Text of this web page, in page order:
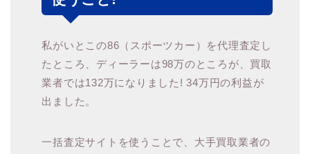
私がいとこの86（スポーツカー）を代理査定し
たところ、ディーラーは98万のところが、買取
業者では132万になりました! 34万円の利益が
出ました。
一括査定サイトを使うことで、大手買取業者の